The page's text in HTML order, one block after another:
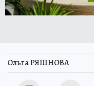
Ольга РЯШНОВА